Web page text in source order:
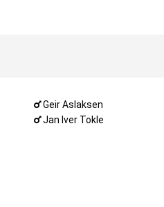
Geir Aslaksen
Jan Iver Tokle